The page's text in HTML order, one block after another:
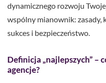
dynamicznego rozwoju
wspólny mianownik: zasady,
sukces i bezpieczeństwo.
Definicja „najlepszych” –
agencje?